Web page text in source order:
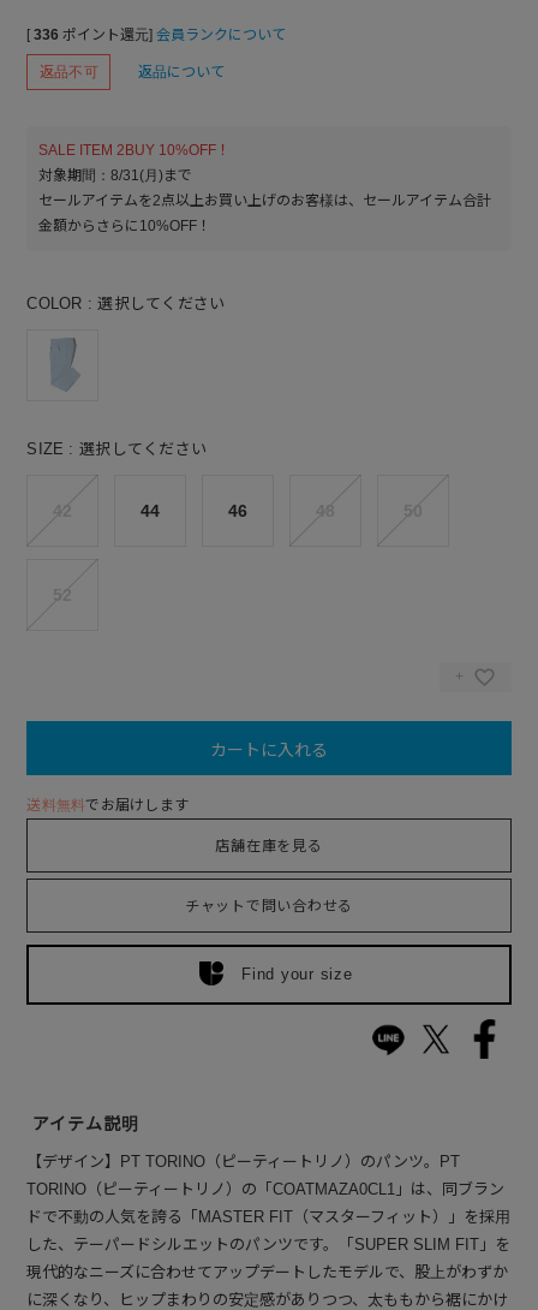
[ 336 ポイント還元] 会員ランクについて
返品不可 返品について
SALE ITEM 2BUY 10%OFF！
対象期間：8/31(月)まで
セールアイテムを2点以上お買い上げのお客様は、セールアイテム合計
金額からさらに10%OFF！
COLOR 選択してください
SIZE 選択してください
44 46
カートに入れる
送料無料でお届けします
店舗在庫を見る
チャットで問い合わせる
Find your size
アイテム説明
【デザイン】PT TORINO（ピーティートリノ）のパンツ。PT
TORINO（ピーティートリノ）の「COATMAZA0CL1」は、同ブラン
ドで不動の人気を誇る「MASTER FIT（マスターフィット）」を採用
した、テーパードシルエットのパンツです。「SUPER SLIM FIT」を
現代的なニーズに合わせてアップデートしたモデルで、股上がわずか
に深くなり、ヒップまわりの安定感がありつつ、太ももから裾にかけ